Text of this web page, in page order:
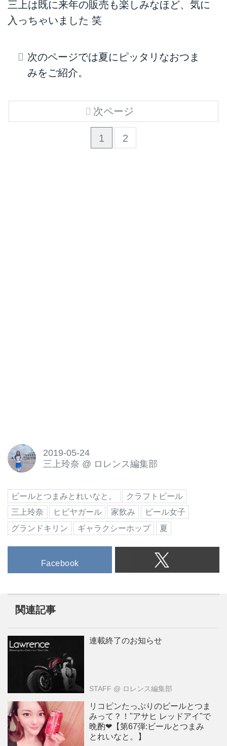
三上は既に来年の販売も楽しみなほど、気に
入っちゃいました 笑
次のページでは夏にピッタリなおつま
みをご紹介。
1 2
次ページ
2019-05-24
三上玲奈 @ ロレンス編集部
ビールとつまみとれいなと。
クラフトビール
三上玲奈
ヒビヤガール 家飲み
ビール女子
グランドキリン
ギャラクシーホップ 夏
Facebook
関連記事
連載終了のお知らせ
STAFF @ ロレンス編集部
リコピンたっぷりのビールとつま
みって？！"アサヒ レッドアイ"で
晩酌❤︎【第67弾:ビールとつまみ
とれいなと。】